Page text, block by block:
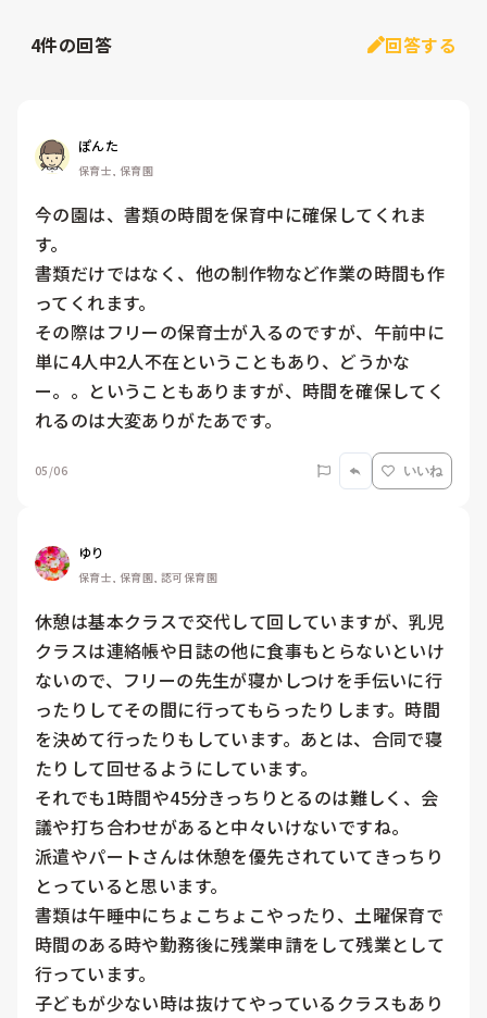
4件の回答 回答する
ぽんた
保育士, 保育園
今の園は、書類の時間を保育中に確保してくれま
す。
書類だけではなく、他の制作物など作業の時間も作
ってくれます。
その際はフリーの保育士が入るのですが、午前中に
単に4人中2人不在ということもあり、どうかな
ー。。ということもありますが、時間を確保してく
れるのは大変ありがたあです。
05/06 いいね
ゆり
保育士, 保育園, 認可保育園
休憩は基本クラスで交代して回していますが、乳児
クラスは連絡帳や日誌の他に食事もとらないといけ
ないので、フリーの先生が寝かしつけを手伝いに行
ったりしてその間に行ってもらったりします。時間
を決めて行ったりもしています。あとは、合同で寝
たりして回せるようにしています。
それでも1時間や45分きっちりとるのは難しく、会
議や打ち合わせがあると中々いけないですね。
派遣やパートさんは休憩を優先されていてきっちり
とっていると思います。
書類は午睡中にちょこちょこやったり、土曜保育で
時間のある時や勤務後に残業申請をして残業として
行っています。
子どもが少ない時は抜けてやっているクラスもあり